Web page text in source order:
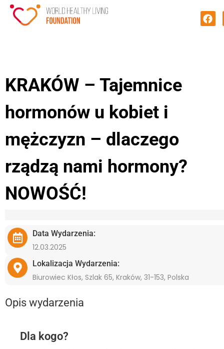
KRAKÓW – Tajemnice
hormonów u kobiet i
mężczyzn – dlaczego
rządzą nami hormony?
NOWOŚĆ!
Data Wydarzenia:
12.03.2025
Lokalizacja Wydarzenia:
Biurowiec Kłos, Szlak 65, Kraków, 31-153, Polska
Opis wydarzenia
Dla kogo?